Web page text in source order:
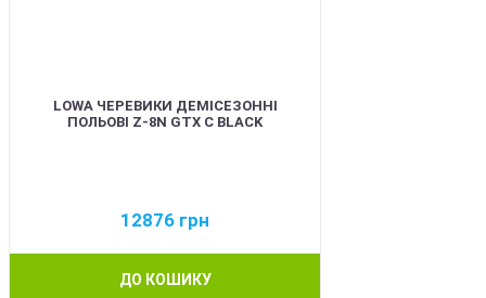
LOWA ЧЕРЕВИКИ ДЕМІСЕЗОННІ
ПОЛЬОВІ Z-8N GTX C BLACK
12876 грн
ДО КОШИКУ